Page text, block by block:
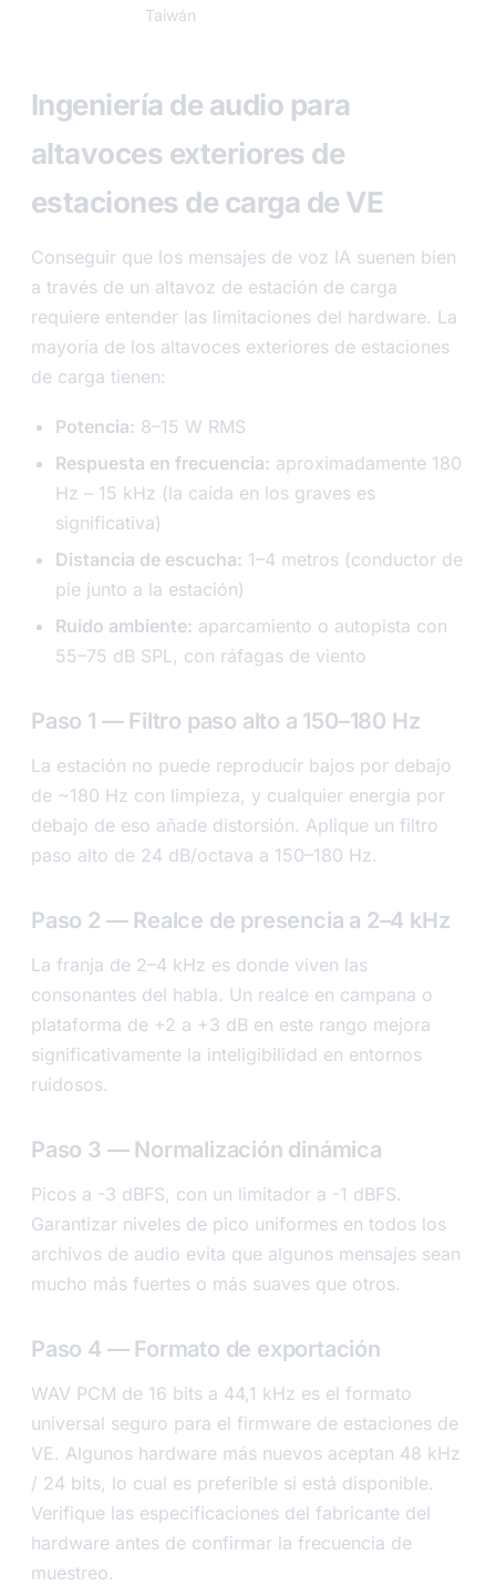
Taiwán
Ingeniería de audio para
altavoces exteriores de
estaciones de carga de VE
Conseguir que los mensajes de voz IA suenen bien
a través de un altavoz de estación de carga
requiere entender las limitaciones del hardware. La
mayoría de los altavoces exteriores de estaciones
de carga tienen:
Potencia: 8–15 W RMS
Respuesta en frecuencia: aproximadamente 180
Hz – 15 kHz (la caída en los graves es
significativa)
Distancia de escucha: 1–4 metros (conductor de
pie junto a la estación)
Ruido ambiente: aparcamiento o autopista con
55–75 dB SPL, con ráfagas de viento
Paso 1 — Filtro paso alto a 150–180 Hz
La estación no puede reproducir bajos por debajo
de ~180 Hz con limpieza, y cualquier energía por
debajo de eso añade distorsión. Aplique un filtro
paso alto de 24 dB/octava a 150–180 Hz.
Paso 2 — Realce de presencia a 2–4 kHz
La franja de 2–4 kHz es donde viven las
consonantes del habla. Un realce en campana o
plataforma de +2 a +3 dB en este rango mejora
significativamente la inteligibilidad en entornos
ruidosos.
Paso 3 — Normalización dinámica
Picos a -3 dBFS, con un limitador a -1 dBFS.
Garantizar niveles de pico uniformes en todos los
archivos de audio evita que algunos mensajes sean
mucho más fuertes o más suaves que otros.
Paso 4 — Formato de exportación
WAV PCM de 16 bits a 44,1 kHz es el formato
universal seguro para el firmware de estaciones de
VE. Algunos hardware más nuevos aceptan 48 kHz
/ 24 bits, lo cual es preferible si está disponible.
Verifique las especificaciones del fabricante del
hardware antes de confirmar la frecuencia de
muestreo.